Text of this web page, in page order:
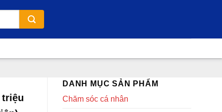
DANH MỤC SẢN PHẨM
Chăm sóc cá nhân
triệu